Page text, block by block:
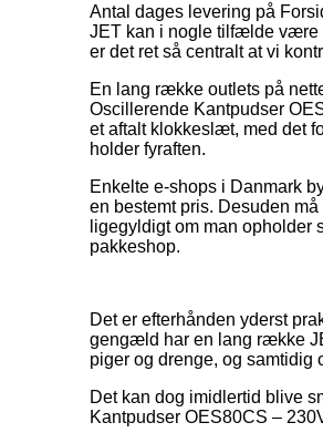
Antal dages levering på
JET kan i nogle tilfælde være
er det ret så centralt at vi
En lang række outlets på
Oscillerende Kantpudser
et aftalt klokkeslæt, med det
holder fyraften.
Enkelte e-shops i Danmark
en bestemt pris. Desuden
ligegyldigt om man
pakkeshop.
Det er efterhånden yderst
gengæld har en lang række
piger og drenge, og samtidig
Det kan dog imidlertid blive
Kantpudser OES80CS –